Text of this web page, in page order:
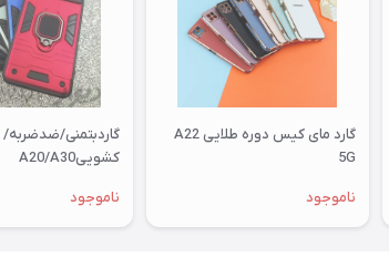
گارد مای کیس دوره طلایی A22
5G
ناموجود
گاردبتمنی/ضدضربه/
کشوییA20/A30
ناموجود